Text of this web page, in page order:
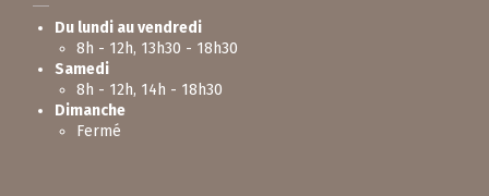
Du lundi au vendredi
8h - 12h, 13h30 - 18h30
Samedi
8h - 12h, 14h - 18h30
Dimanche
Fermé